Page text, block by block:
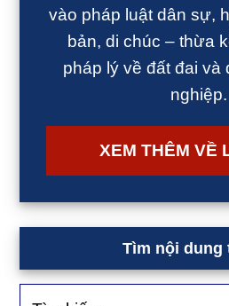
vào pháp luật dân sự,
bản, di chúc – thừa
pháp lý về đất đai và
nghiệp.
XEM THÊM VỀ
Tìm nội dung